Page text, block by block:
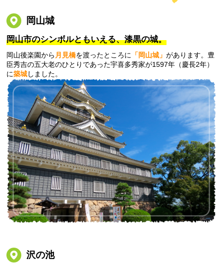
岡山城
岡山市のシンボルともいえる、漆黒の城。
岡山後楽園から 月見橋を渡ったところに 「岡山城」があります。豊
臣秀吉の五大老のひとりであった宇喜多秀家が1597年（慶長2年）
に築城しました。
沢の池